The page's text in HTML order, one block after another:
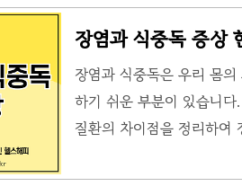
은 병원체를 흡수할 수 있
이 발생하며, 주로 오염된
전염됩니다. 이 바이러스
킬..
장염과 식중독 증상
장염과 식중독은 우리 몸
하기 쉬운 부분이 있습니
질환의 차이점을 정리하여
구토, 메스꺼움, 발열 등이